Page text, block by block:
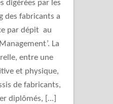
digérées par les
des fabricants a
par dépit au
La
entre une
et physique,
de fabricants,
diplômés, […]